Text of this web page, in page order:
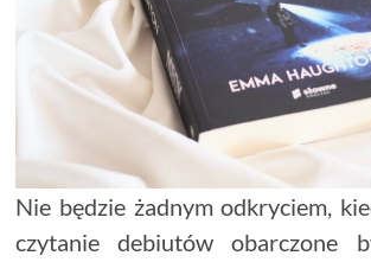
Nie będzie żadnym odkryciem,
czytanie debiutów obarczone